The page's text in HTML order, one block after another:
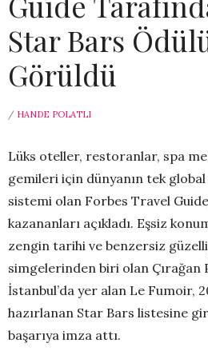
Star Bars
Görüldü
/ HANDE POLATLI
Lüks oteller, restoranlar, spa
gemileri için dünyanın tek
sistemi olan Forbes Travel
kazananları açıkladı. Eşsiz
zengin tarihi ve benzersiz
simgelerinden biri olan Çırağan
İstanbul’da yer alan Le Fumoir,
hazırlanan Star Bars listesine
başarıya imza attı.